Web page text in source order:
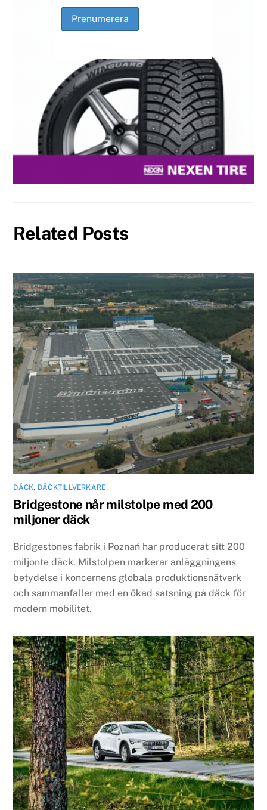
Related Posts
DÄCK, DÄCKTILLVERKARE
Bridgestone når milstolpe med 200
miljoner däck
Bridgestones fabrik i Poznań har producerat sitt 200
miljonte däck. Milstolpen markerar anläggningens
betydelse i koncernens globala produktionsnätverk
och sammanfaller med en ökad satsning på däck för
modern mobilitet.